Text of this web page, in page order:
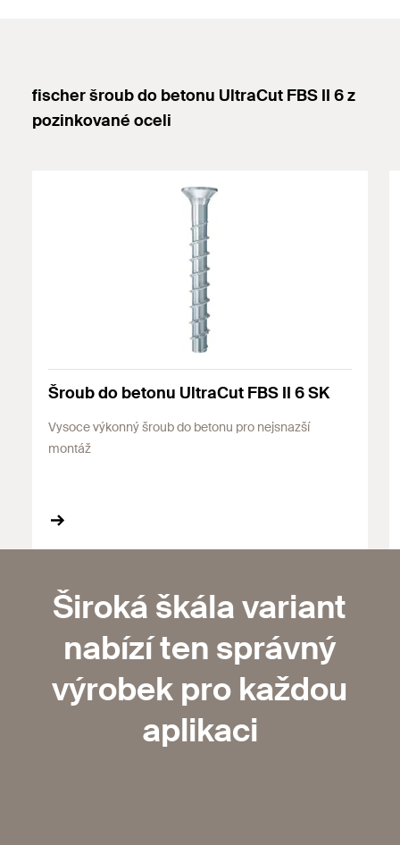
fischer šroub do betonu UltraCut FBS II 6 z
pozinkované oceli
Šroub do betonu UltraCut FBS II 6 SK
Vysoce výkonný šroub do betonu pro nejsnazší
montáž
Široká škála variant
nabízí ten správný
výrobek pro každou
aplikaci